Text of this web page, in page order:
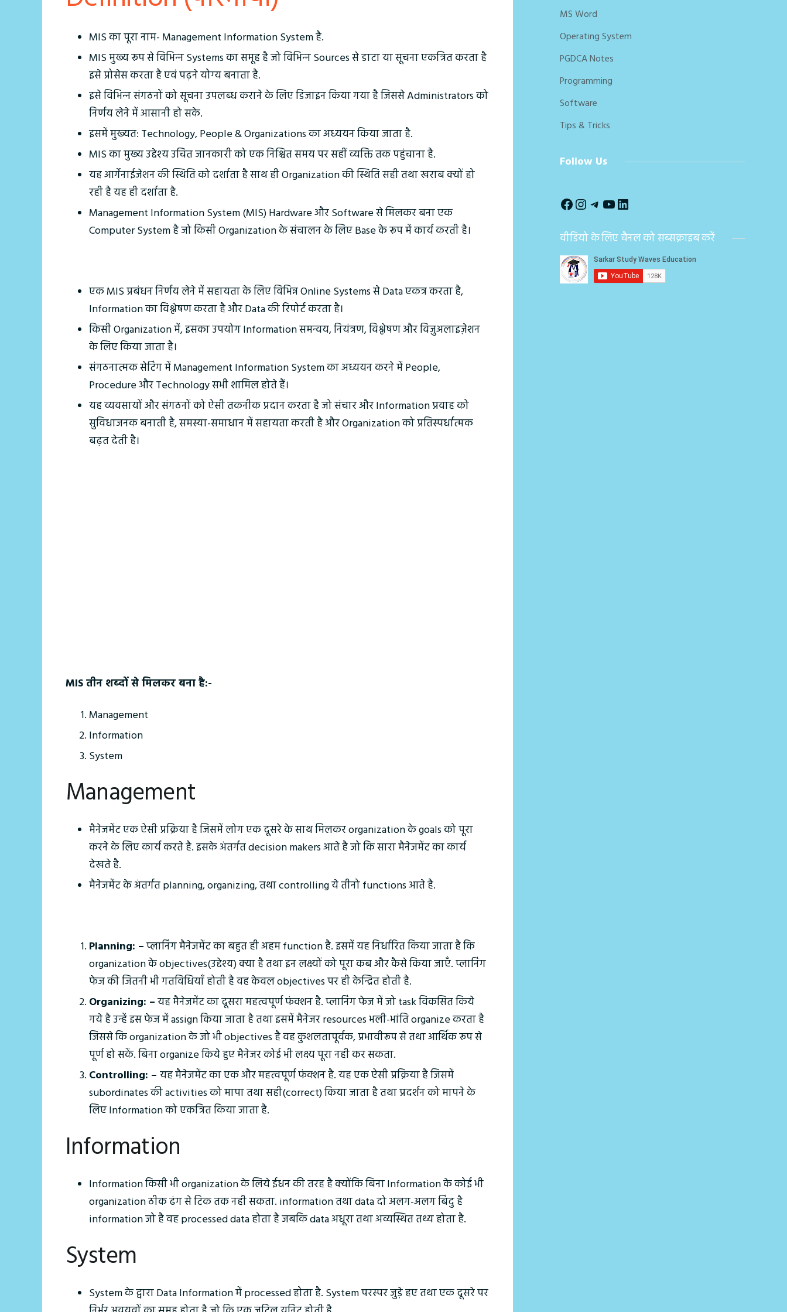
MIS का पूरा नाम- Management Information System है.
MIS मुख्‍य रूप से विभिन्‍न Systems का समूह है जो विभिन्‍न Sources से डाटा या सूचना एकत्रित करता है
इसे प्रोसेस करता है एवं पढ़ने योग्‍य बनाता है.
इसे विभिन्‍न संगठनों को सूचना उपलब्‍ध कराने के लिए डिजाइन किया गया है जिससे Administrators को
निर्णय लेने में आसानी हो सके.
इसमें मुख्‍यत: Technology, People & Organizations का अध्‍ययन किया जाता है.
MIS का मुख्‍य उद्देश्‍य उचित जानकारी को एक निश्चित समय पर सहीं व्‍यक्ति तक पहुंचाना है.
यह आर्गेनाईजेशन की स्थिति को दर्शाता है साथ ही Organization की स्थिति सही तथा खराब क्यों हो
रही है यह ही दर्शाता है.
Management Information System (MIS) Hardware और Software से मिलकर बना एक
Computer System है जो किसी Organization के संचालन के लिए Base के रूप में कार्य करती है।
एक MIS प्रबंधन निर्णय लेने में सहायता के लिए विभिन्न Online Systems से Data एकत्र करता है,
Information का विश्लेषण करता है और Data की रिपोर्ट करता है।
किसी Organization में, इसका उपयोग Information समन्वय, नियंत्रण, विश्लेषण और विज़ुअलाइज़ेशन
के लिए किया जाता है।
संगठनात्मक सेटिंग में Management Information System का अध्ययन करने में People,
Procedure और Technology सभी शामिल होते हैं।
यह व्यवसायों और संगठनों को ऐसी तकनीक प्रदान करता है जो संचार और Information प्रवाह को
सुविधाजनक बनाती है, समस्या-समाधान में सहायता करती है और Organization को प्रतिस्पर्धात्मक
बढ़त देती है।
MIS तीन शब्‍दों से मिलकर बना है:-
Management
Information
System
Management
मैनेजमेंट एक ऐसी प्रक्रिया है जिसमें लोग एक दूसरे के साथ मिलकर organization के goals को पूरा
करने के लिए कार्य करते है. इसके अंतर्गत decision makers आते है जो कि सारा मैनेजमेंट का कार्य
देखते है.
मैनेजमेंट के अंतर्गत planning, organizing, तथा controlling ये तीनो functions आते है.
Planning: –प्लानिंग मैनेजमेंट का बहुत ही अहम function है. इसमें यह निर्धारित किया जाता है कि
organization के objectives(उद्देश्य) क्या है तथा इन लक्ष्यों को पूरा कब और कैसे किया जाएँ. प्लानिंग
फेज की जितनी भी गतविधियाँ होती है वह केवल objectives पर ही केन्द्रित होती है.
Organizing: –यह मैनेजमेंट का दूसरा महत्वपूर्ण फंक्शन है. प्लानिंग फेज में जो task विकसित किये
गये है उन्हें इस फेज में assign किया जाता है तथा इसमें मैनेजर resources भली-भांति organize करता है
जिससे कि organization के जो भी objectives है वह कुशलतापूर्वक, प्रभावीरूप से तथा आर्थिक रूप से
पूर्ण हो सकें. बिना organize किये हुए मैनेजर कोई भी लक्ष्य पूरा नही कर सकता.
Controlling: – यह मैनेजमेंट का एक और महत्वपूर्ण फंक्शन है. यह एक ऐसी प्रक्रिया है जिसमें
subordinates की activities को मापा तथा सही(correct) किया जाता है तथा प्रदर्शन को मापने के
लिए Information को एकत्रित किया जाता है.
Information
Information किसी भी organization के लिये ईधन की तरह है क्योंकि बिना Information के कोई भी
organization ठीक ढंग से टिक तक नही सकता. information तथा data दो अलग-अलग बिंदु है
information जो है वह processed data होता है जबकि data अधूरा तथा अव्यस्थित तथ्य होता है.
System
System के द्वारा Data Information में processed होता है. System परस्पर जुड़े हए तथा एक दूसरे पर
MS Word
Operating System
PGDCA Notes
Programming
Software
Tips & Tricks
Follow Us
Facebook
Instagram
Telegram
YouTube
LinkedIn
वीडियो के लिए चैनल को सब्‍सक्राइब करें